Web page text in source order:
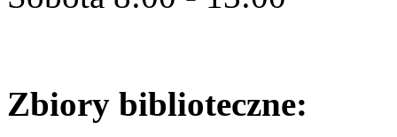
Zbiory biblioteczne: